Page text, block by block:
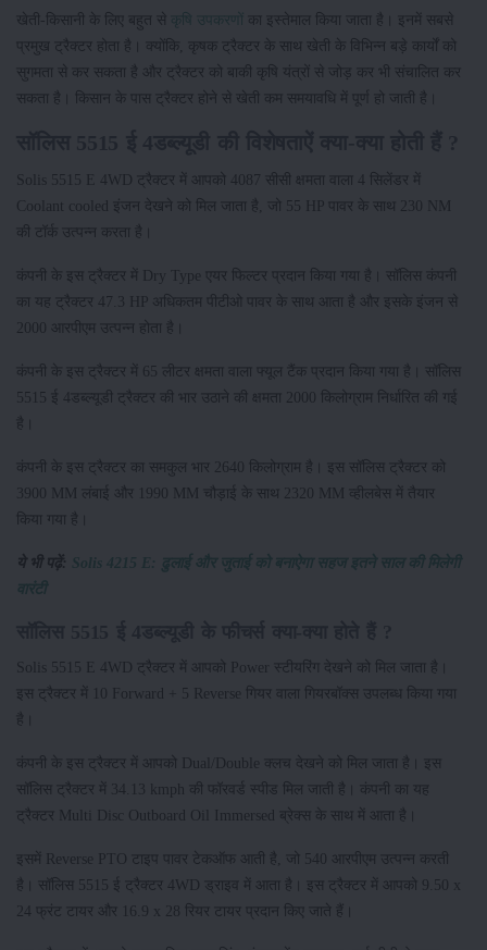
खेती-किसानी के लिए बहुत से कृषि उपकरणों
का इस्तेमाल किया जाता है। इनमें सबसे
प्रमुख ट्रैक्टर होता है। क्योंकि, कृषक ट्रैक्टर के साथ खेती के विभिन्न बड़े कार्यों को
सुगमता से कर सकता है और ट्रैक्टर को बाकी कृषि यंत्रों से जोड़ कर भी संचालित कर
सकता है। किसान के पास ट्रैक्टर होने से खेती कम समयावधि में पूर्ण हो जाती है।
Solis 5515 E 4WD ट्रैक्टर में आपको 4087 सीसी क्षमता वाला 4 सिलेंडर में
Coolant cooled इंजन देखने को मिल जाता है, जो 55 HP पावर के साथ 230 NM
की टॉर्क उत्पन्न करता है।
कंपनी के इस ट्रैक्टर में Dry Type एयर फिल्टर प्रदान किया गया है। सॉलिस कंपनी
का यह ट्रैक्टर 47.3 HP अधिकतम पीटीओ पावर के साथ आता है और इसके इंजन से
2000 आरपीएम उत्पन्न होता है।
कंपनी के इस ट्रैक्टर में 65 लीटर क्षमता वाला फ्यूल टैंक प्रदान किया गया है। सॉलिस
5515 ई 4डब्ल्यूडी ट्रैक्टर की भार उठाने की क्षमता 2000 किलोग्राम निर्धारित की गई
है।
कंपनी के इस ट्रैक्टर का समकुल भार 2640 किलोग्राम है। इस सॉलिस ट्रैक्टर को
3900 MM लंबाई और 1990 MM चौड़ाई के साथ 2320 MM व्हीलबेस में तैयार
किया गया है।
ये भी पढ़ें: Solis 4215 E: ढुलाई और जुताई को बनाऐगा सहज इतने साल की मिलेगी
वारंटी
Solis 5515 E 4WD ट्रैक्टर में आपको Power स्टीयरिंग देखने को मिल जाता है।
इस ट्रैक्टर में 10 Forward + 5 Reverse गियर वाला गियरबॉक्स उपलब्ध किया गया
है।
कंपनी के इस ट्रैक्टर में आपको Dual/Double क्लच देखने को मिल जाता है। इस
सॉलिस ट्रैक्टर में 34.13 kmph की फॉरवर्ड स्पीड मिल जाती है। कंपनी का यह
ट्रैक्टर Multi Disc Outboard Oil Immersed ब्रेक्स के साथ में आता है।
इसमें Reverse PTO टाइप पावर टेकऑफ आती है, जो 540 आरपीएम उत्पन्न करती
है। सॉलिस 5515 ई ट्रैक्टर 4WD ड्राइव में आता है। इस ट्रैक्टर में आपको 9.50 x
24 फ्रंट टायर और 16.9 x 28 रियर टायर प्रदान किए जाते हैं।